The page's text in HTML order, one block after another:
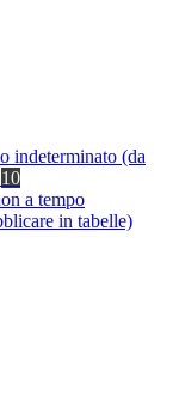
indeterminato (da
10
a tempo
in tabelle)